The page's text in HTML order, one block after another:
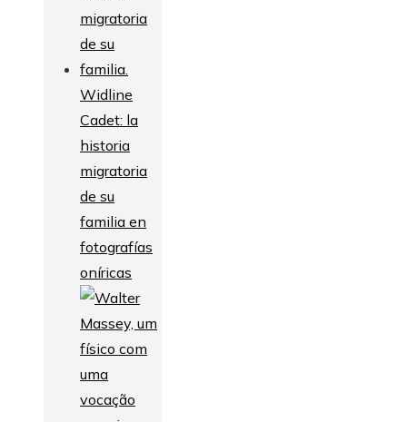
Widline
Cadet: la
historia
migratoria
de su
familia en
fotografías
oníricas